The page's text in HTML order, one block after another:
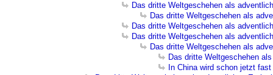
Das dritte Weltgeschehen als
Das dritte Weltgeschehen als
Das dritte Weltgeschehen als
Das dritte Weltgeschehen als
Das dritte Weltgeschehen als
Das dritte Weltgeschehen
In China wird schon jetzt